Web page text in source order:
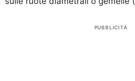
PUBBLICITÀ